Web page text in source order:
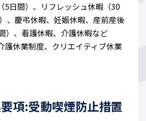
5日間）、リフレッシュ休暇（30
、慶弔休暇、妊娠休暇、産前産後
）、看護休暇、介護休暇など
護休業制度、クリエイティブ休業
項:受動喫煙防止措置